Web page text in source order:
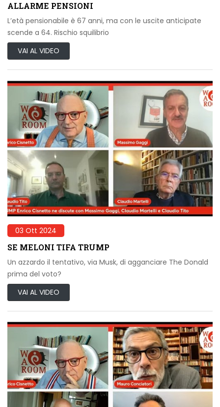
ALLARME PENSIONI
L’età pensionabile è 67 anni, ma con le uscite anticipate
scende a 64. Rischio squilibrio
VAI AL VIDEO
03 Ott 2024
SE MELONI TIFA TRUMP
Un azzardo il tentativo, via Musk, di agganciare The Donald
prima del voto?
VAI AL VIDEO